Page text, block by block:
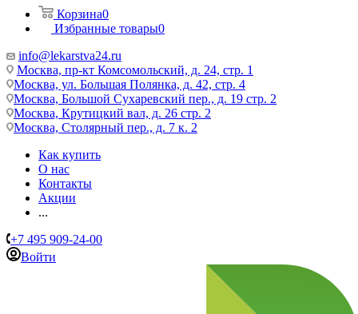
Корзина0
Избранные товары0
info@lekarstva24.ru
Москва, пр-кт Комсомольский, д. 24, стр. 1
Москва, ул. Большая Полянка, д. 42, стр. 4
Москва, Большой Сухаревский пер., д. 19 стр. 2
Москва, Крутицкий вал, д. 26 стр. 2
Москва, Столярный пер., д. 7 к. 2
Как купить
О нас
Контакты
Акции
...
+7 495 909-24-00
Войти